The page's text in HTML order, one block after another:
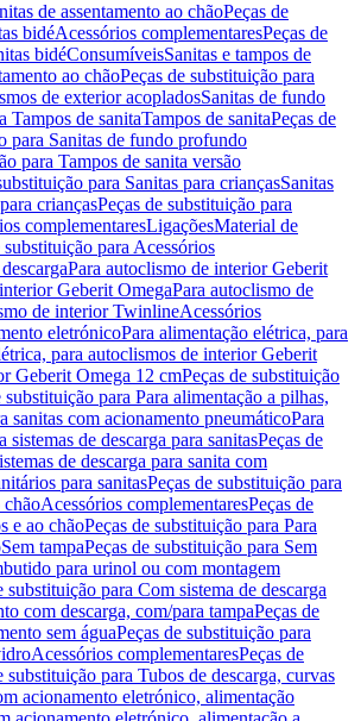
de assentamento ao chãoPeças de
bidéAcessórios complementaresPeças de
bidéConsumíveisSanitas e tampos de
ao chãoPeças de substituição para
de exterior acopladosSanitas de fundo
Tampos de sanitaTampos de sanitaPeças de
para Sanitas de fundo profundo
para Tampos de sanita versão
para Sanitas para criançasSanitas
criançasPeças de substituição para
complementaresLigaçõesMaterial de
substituição para Acessórios
Para autoclismo de interior Geberit
Geberit OmegaPara autoclismo de
de interior TwinlineAcessórios
eletrónicoPara alimentação elétrica, para
para autoclismos de interior Geberit
Geberit Omega 12 cmPeças de substituição
substituição para Para alimentação a pilhas,
sanitas com acionamento pneumáticoPara
de descarga para sanitasPeças de
de descarga para sanita com
para sanitasPeças de substituição para
chãoAcessórios complementaresPeças de
e ao chãoPeças de substituição para Para
Sem tampaPeças de substituição para Sem
para urinol ou com montagem
substituição para Com sistema de descarga
com descarga, com/para tampaPeças de
sem águaPeças de substituição para
Acessórios complementaresPeças de
substituição para Tubos de descarga, curvas
acionamento eletrónico, alimentação